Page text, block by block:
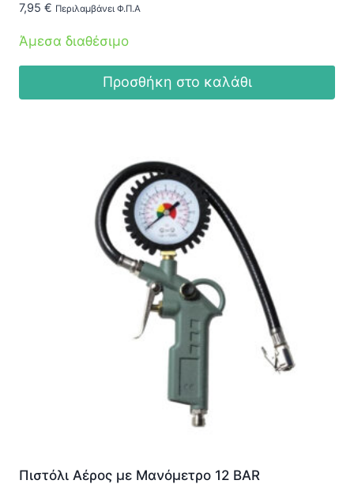
7,95 € Περιλαμβάνει Φ.Π.Α
Άμεσα διαθέσιμο
Προσθήκη στο καλάθι
Πιστόλι Αέρος με Μανόμετρο 12 BAR